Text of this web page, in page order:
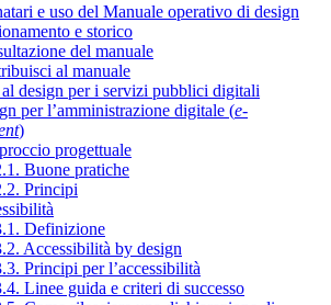
e uso del Manuale operativo di design
e storico
del manuale
al manuale
design per i servizi pubblici digitali
per l’amministrazione digitale (e-
)
progettuale
Buone pratiche
Principi
Definizione
Accessibilità by design
Principi per l’accessibilità
Linee guida e criteri di successo